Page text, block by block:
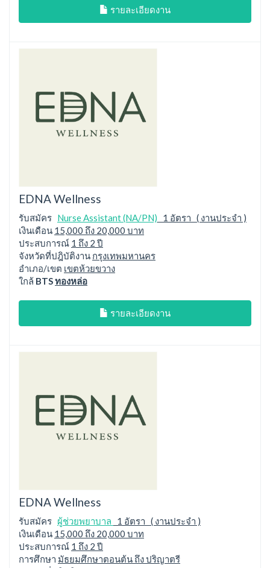
รายละเอียดงาน
EDNA Wellness
รับสมัคร Nurse Assistant (NA/PN) 1 อัตรา ( งานประจำ )
เงินเดือน 15,000 ถึง 20,000 บาท
ประสบการณ์ 1 ถึง 2 ปี
จังหวัดที่ปฎิบัติงาน กรุงเทพมหานคร
อำเภอ/เขต เขตห้วยขวาง
ใกล้ BTSทองหล่อ
รายละเอียดงาน
EDNA Wellness
รับสมัคร ผู้ช่วยพยาบาล
1 อัตรา ( งานประจำ )
เงินเดือน 15,000 ถึง 20,000 บาท
ประสบการณ์ 1 ถึง 2 ปี
การศึกษา มัธยมศึกษาตอนต้น ถึง ปริญาตรี